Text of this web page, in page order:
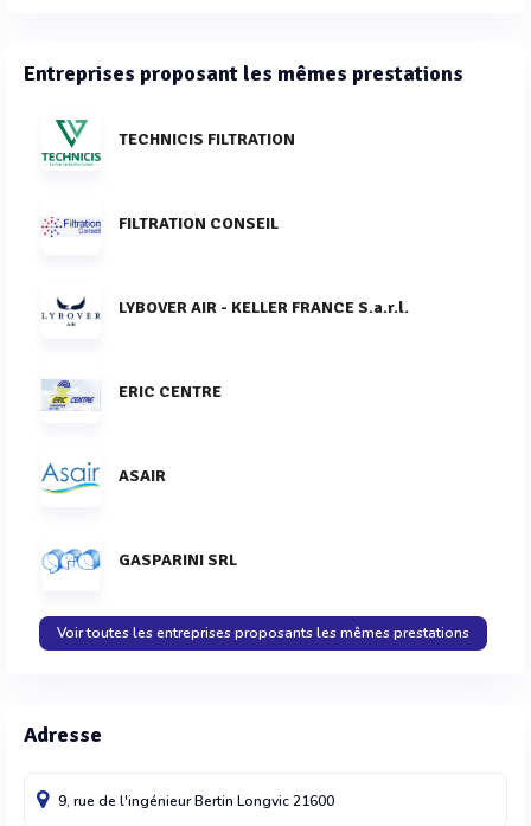
Entreprises proposant les mêmes prestations
TECHNICIS FILTRATION
FILTRATION CONSEIL
LYBOVER AIR - KELLER FRANCE S.a.r.l.
ERIC CENTRE
ASAIR
GASPARINI SRL
Voir toutes les entreprises proposants les mêmes prestations
Adresse
9, rue de l'ingénieur Bertin Longvic21600